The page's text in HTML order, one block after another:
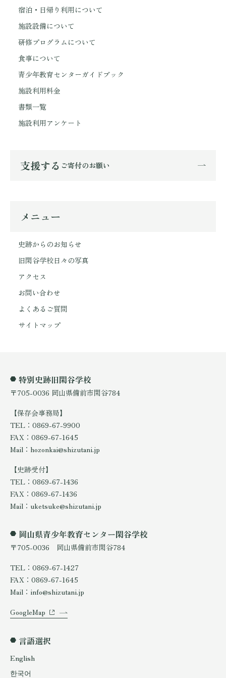
宿泊・日帰り利用について
施設設備について
研修プログラムについて
食事について
青少年教育センターガイドブック
施設利用料金
書類一覧
施設利用アンケート
支援する ご寄付のお願い
メニュー
史跡からのお知らせ
旧閑谷学校日々の写真
アクセス
お問い合わせ
よくあるご質問
サイトマップ
特別史跡旧閑谷学校
〒705-0036 岡山県備前市閑谷784
【保存会事務局】
TEL：0869-67-9900
FAX：0869-67-1645
Mail：hozonkai@shizutani.jp
【史跡受付】
TEL：0869-67-1436
FAX：0869-67-1436
Mail：uketsuke@shizutani.jp
岡山県青少年教育センター閑谷学校
〒705-0036 岡山県備前市閑谷784
TEL：0869-67-1427
FAX：0869-67-1645
Mail：info@shizutani.jp
GoogleMap
言語選択
English
한국어